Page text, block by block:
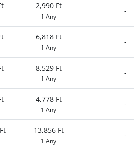
2,990 Ft
1 Any
-
6,818 Ft
1 Any
-
8,529 Ft
1 Any
-
4,778 Ft
1 Any
-
13,856 Ft
1 Any
-